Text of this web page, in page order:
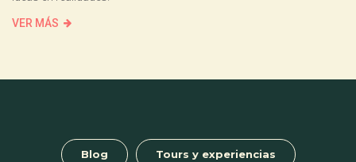
VER MÁS
Blog Tours y experiencias